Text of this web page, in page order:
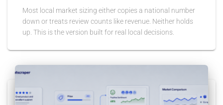
Most local market sizing either copies a national number
down or treats review counts like revenue. Neither holds
up. This is the version built for real local decisions.